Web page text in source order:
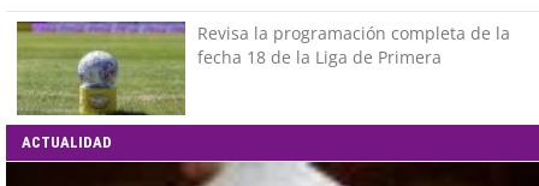
Revisa la programación completa de la
fecha 18 de la Liga de Primera
ACTUALIDAD